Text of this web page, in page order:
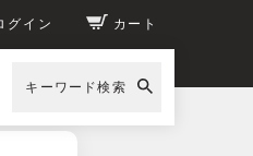
グイン カート
キーワード検索